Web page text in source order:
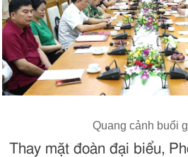
Quang cảnh buổi
Thay mặt đoàn đại biểu,